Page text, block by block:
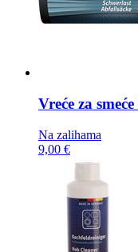
Vreće za smeće
Na zalihama
9,00 €